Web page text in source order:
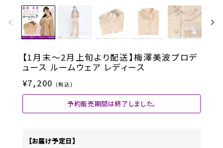
【1月末～2月上旬より配送】梅澤美波プロデ
ュース ルームウェア レディース
¥7,200 (税込)
予約販売期間は終了しました。
【お届け予定日】